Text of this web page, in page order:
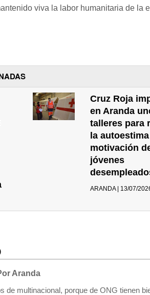
viva la labor humanitaria de la
Cruz Roja
en Aranda
talleres para
la
motivación
jóvenes
ARANDA | 13/07/
Aranda
de multinacional, porque de ONG tienen